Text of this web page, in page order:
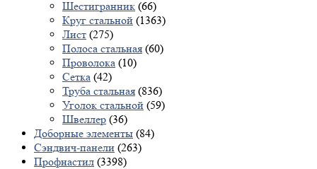
Шестигранник (66)
Круг стальной (1363)
Лист (275)
Полоса стальная (60)
Проволока (10)
Сетка (42)
Труба стальная (836)
Уголок стальной (59)
Швеллер (36)
Доборные элементы (84)
Сэндвич-панели (263)
Профнастил (3398)